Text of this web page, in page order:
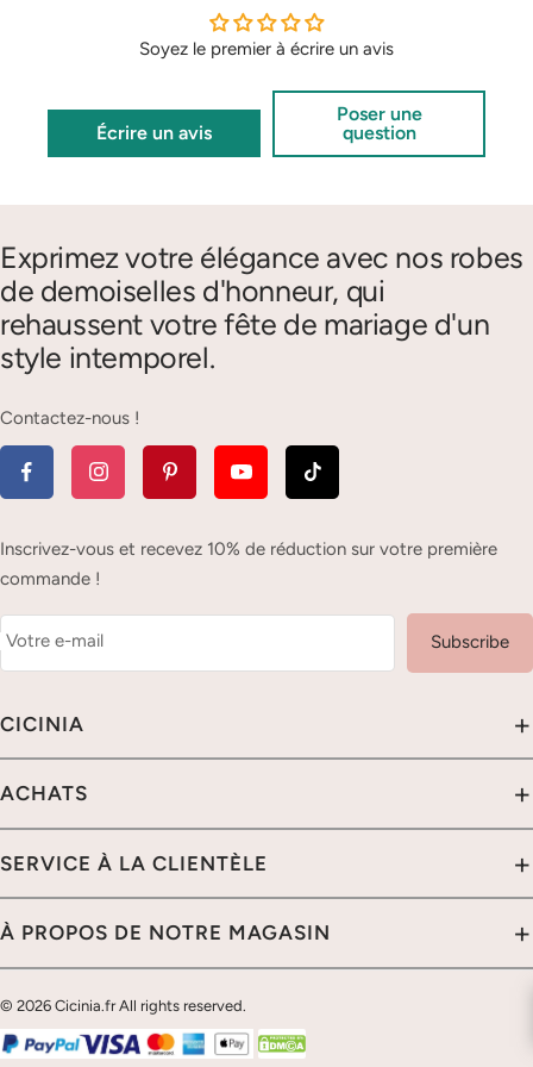
Soyez le premier à écrire un avis
Écrire un avis
Poser une
question
Exprimez votre élégance avec nos robes
de demoiselles d'honneur, qui
rehaussent votre fête de mariage d'un
style intemporel.
Contactez-nous !
Inscrivez-vous et recevez 10% de réduction sur votre première
commande !
Votre e-mail Subscribe
CICINIA +
NOTRE GARANTIE
À PROPOS DES COOKIES
ACHATS +
ACHETEZ PAR SILHOUETTE
ACHETEZ PAR BRETELLES & MANCHES
SERVICE À LA CLIENTÈLE +
TABLEAU DE TAILLE
POLITIQUE DE LIVRAISON
À PROPOS DE NOTRE MAGASIN +
Chat En Direct
E-mail
© 2026 Cicinia.fr All rights reserved.